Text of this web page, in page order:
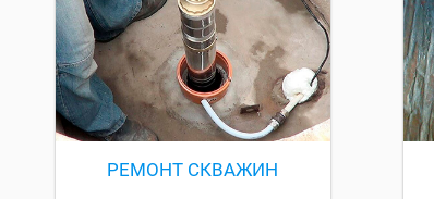
РЕМОНТ СКВАЖИН